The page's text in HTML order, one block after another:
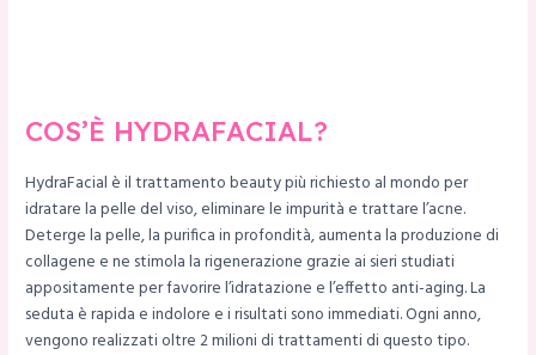
COS’È HYDRAFACIAL?
HydraFacial è il trattamento beauty più richiesto al mondo per
idratare la pelle del viso, eliminare le impurità e trattare l’acne.
Deterge la pelle, la purifica in profondità, aumenta la produzione di
collagene e ne stimola la rigenerazione grazie ai sieri studiati
appositamente per favorire l’idratazione e l’effetto anti-aging. La
seduta è rapida e indolore e i risultati sono immediati. Ogni anno,
vengono realizzati oltre 2 milioni di trattamenti di questo tipo.